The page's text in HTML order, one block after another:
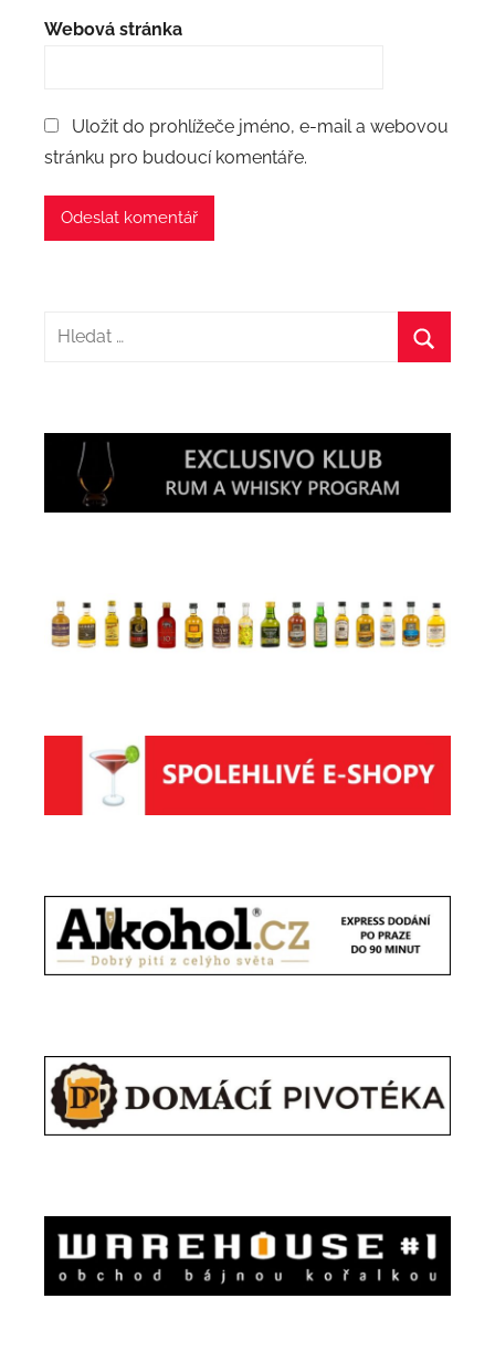
Webová stránka
Uložit do prohlížeče jméno, e-mail a webovou
stránku pro budoucí komentáře.
Hledat: